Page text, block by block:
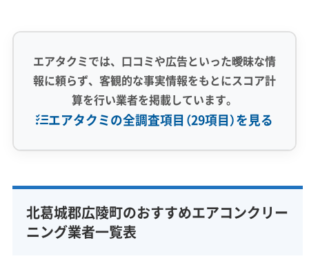
エアタクミでは、口コミや広告といった曖昧な情
報に頼らず、客観的な事実情報をもとにスコア計
算を行い業者を掲載しています。
エアタクミの全調査項目（29項目）を見る
完全分解洗浄 部分クリーニング
実績10年以上
資格保有スタッフ
家庭用エアコン
北葛城郡広陵町のおすすめエアコンクリー
ニング業者一覧表